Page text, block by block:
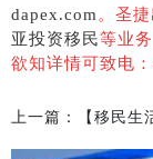
dapex.com 。圣
亚投资移民等业
欲知详情可致电